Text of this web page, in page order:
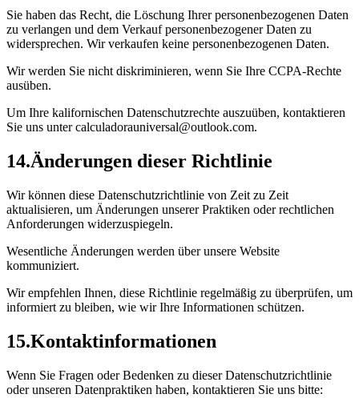
Sie haben das Recht, die Löschung Ihrer personenbezogenen Daten
zu verlangen und dem Verkauf personenbezogener Daten zu
widersprechen. Wir verkaufen keine personenbezogenen Daten.
Wir werden Sie nicht diskriminieren, wenn Sie Ihre CCPA-Rechte
ausüben.
Um Ihre kalifornischen Datenschutzrechte auszuüben, kontaktieren
Sie uns unter calculadorauniversal@outlook.com.
14.Änderungen dieser Richtlinie
Wir können diese Datenschutzrichtlinie von Zeit zu Zeit
aktualisieren, um Änderungen unserer Praktiken oder rechtlichen
Anforderungen widerzuspiegeln.
Wesentliche Änderungen werden über unsere Website
kommuniziert.
Wir empfehlen Ihnen, diese Richtlinie regelmäßig zu überprüfen, um
informiert zu bleiben, wie wir Ihre Informationen schützen.
15.Kontaktinformationen
Wenn Sie Fragen oder Bedenken zu dieser Datenschutzrichtlinie
oder unseren Datenpraktiken haben, kontaktieren Sie uns bitte: